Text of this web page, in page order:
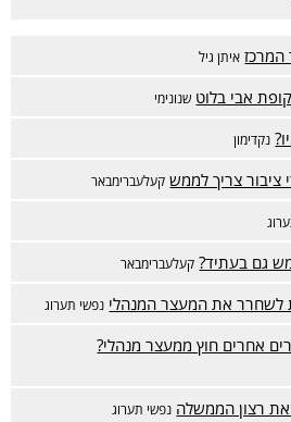
המרכז איתן גיל
שנונימי
נקדימון
ציבור צריך לממש קעלעברימבאר
גם בעתיד? קעלעברימבאר
לשחרר את המעצר המנהלי נפשי תערוג
אחרים חוץ ממעצר מנהלי?
את רצון הממשלה נפשי תערוג